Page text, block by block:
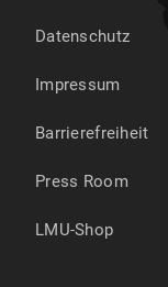
Datenschutz
Impressum
Barrierefreiheit
Press Room
LMU-Shop